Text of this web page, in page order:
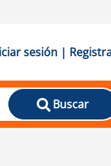
sesión |
Buscar